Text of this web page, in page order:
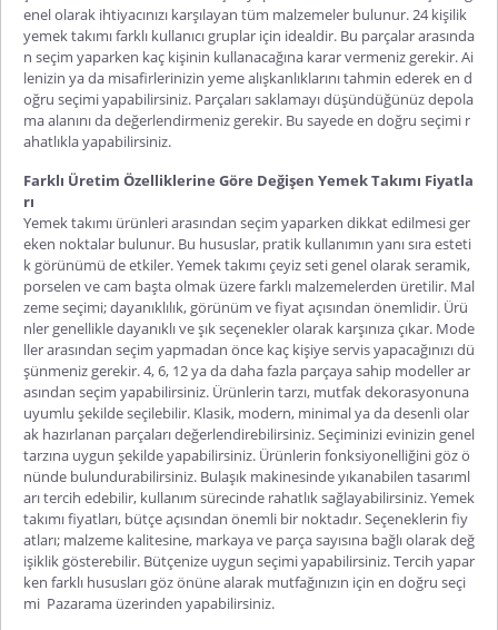
enel olarak ihtiyacınızı karşılayan tüm malzemeler bulunur.24 kişilik
yemek takımıfarklı kullanıcı gruplar için idealdir. Bu parçalar arasında
n seçim yaparken kaç kişinin kullanacağına karar vermeniz gerekir. Ai
lenizin ya da misafirlerinizin yeme alışkanlıklarını tahmin ederek en d
oğru seçimi yapabilirsiniz. Parçaları saklamayı düşündüğünüz depola
ma alanını da değerlendirmeniz gerekir. Bu sayede en doğru seçimi r
ahatlıkla yapabilirsiniz.
Farklı Üretim Özelliklerine Göre Değişen Yemek Takımı Fiyatla
rı
Yemek takımı ürünleri arasından seçim yaparken dikkat edilmesi ger
eken noktalar bulunur. Bu hususlar, pratik kullanımın yanı sıra esteti
k görünümü de etkiler.Yemek takımı çeyiz seti genel olarak seramik,
porselen ve cam başta olmak üzere farklı malzemelerden üretilir. Mal
zeme seçimi; dayanıklılık, görünüm ve fiyat açısından önemlidir. Ürü
nler genellikle dayanıklı ve şık seçenekler olarak karşınıza çıkar. Mode
ller arasından seçim yapmadan önce kaç kişiye servis yapacağınızı dü
şünmeniz gerekir. 4, 6, 12 ya da daha fazla parçaya sahip modeller ar
asından seçim yapabilirsiniz. Ürünlerin tarzı, mutfak dekorasyonuna
uyumlu şekilde seçilebilir. Klasik, modern, minimal ya da desenli olar
ak hazırlanan parçaları değerlendirebilirsiniz. Seçiminizi evinizin genel
tarzına uygun şekilde yapabilirsiniz. Ürünlerin fonksiyonelliğini göz ö
nünde bulundurabilirsiniz. Bulaşık makinesinde yıkanabilen tasarıml
arı tercih edebilir, kullanım sürecinde rahatlık sağlayabilirsiniz.Yemek
takımı fiyatları, bütçe açısından önemli bir noktadır. Seçeneklerin fiy
atları; malzeme kalitesine, markaya ve parça sayısına bağlı olarak değ
işiklik gösterebilir. Bütçenize uygun seçimi yapabilirsiniz. Tercih yapar
ken farklı hususları göz önüne alarak mutfağınızın için en doğru seçi
mi Pazarama üzerinden yapabilirsiniz.